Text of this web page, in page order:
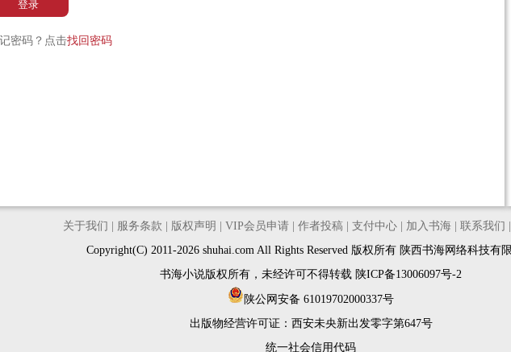
登录
密码？点击找回密码
关于我们 服务条款 版权声明 VIP会员申请| 作者投稿| 支付中心| 加入书海| 联系我们
Copyright(C) 2011-2026 shuhai.com All Rights Reserved 版权所有 陕西书海网络科技有
书海小说版权所有，未经许可不得转载 陕ICP备13006097号-2
陕公网安备 61019702000337号
出版物经营许可证： 西安未央新出发零字第647号
统一社会信用代码